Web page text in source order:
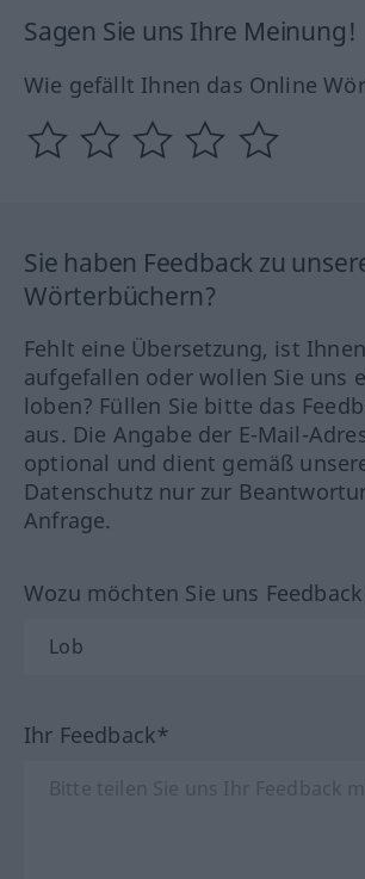
Sagen Sie uns Ihre Meinung!
Wie gefällt Ihnen das Online
Sie haben Feedback zu
Wörterbüchern?
Fehlt eine Übersetzung, ist
aufgefallen oder wollen Sie uns
loben? Füllen Sie bitte das
aus. Die Angabe der E-Mail-
optional und dient gemäß
Datenschutz nur zur
Anfrage.
Wozu möchten Sie uns
Ihr Feedback*